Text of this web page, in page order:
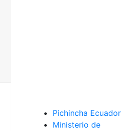
Pichincha Ecuador
Ministerio de